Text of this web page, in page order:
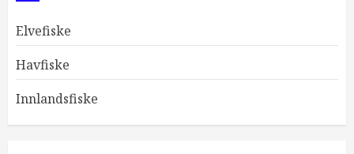
Elvefiske
Havfiske
Innlandsfiske